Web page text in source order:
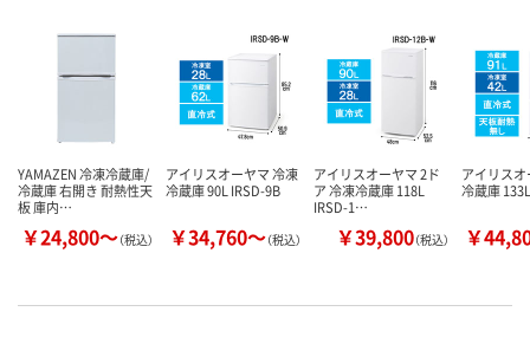
YAMAZEN 冷凍冷蔵庫/
冷蔵庫 右開き 耐熱性天
板 庫内…
￥24,800～（税込）
アイリスオーヤマ 冷凍
冷蔵庫 90L IRSD-9B
￥34,760～（税込）
アイリスオーヤマ 2ド
ア 冷凍冷蔵庫 118L
IRSD-1…
￥39,800（税込）
アイリス
冷蔵庫
￥